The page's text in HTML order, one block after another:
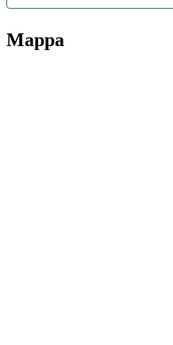
Mappa